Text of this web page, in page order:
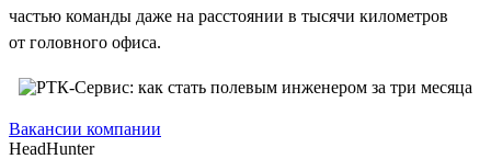
частью команды даже на расстоянии в тысячи километров
от головного офиса.
Вакансии компании
HeadHunter